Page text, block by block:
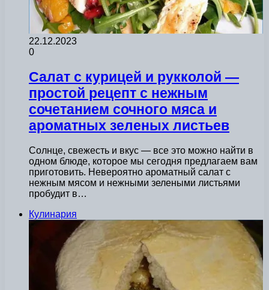
22.12.2023
0
Салат с курицей и рукколой —
простой рецепт с нежным
сочетанием сочного мяса и
ароматных зеленых листьев
Солнце, свежесть и вкус — все это можно найти в
одном блюде, которое мы сегодня предлагаем вам
приготовить. Невероятно ароматный салат с
нежным мясом и нежными зелеными листьями
пробудит в…
Кулинария